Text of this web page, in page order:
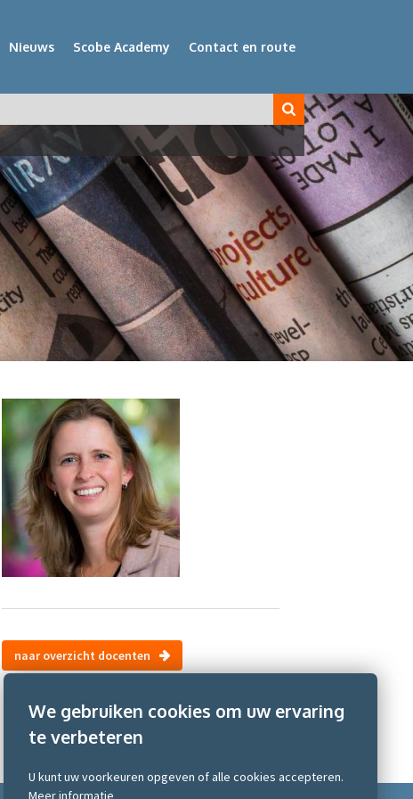
Nieuws Scobe Academy Contact en route
naar overzicht docenten
We gebruiken cookies om uw ervaring
te verbeteren
U kunt uw voorkeuren opgeven of alle cookies accepteren.
Meer informatie